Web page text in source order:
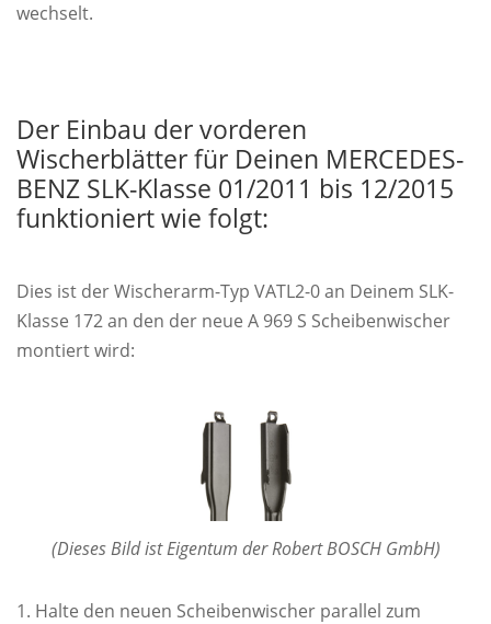
wechselt.
Der Einbau der vorderen
Wischerblätter für Deinen MERCEDES-
BENZ SLK-Klasse 01/2011 bis 12/2015
funktioniert wie folgt:
Dies ist der Wischerarm-Typ VATL2-0 an Deinem SLK-
Klasse 172 an den der neue A 969 S Scheibenwischer
montiert wird:
(Dieses Bild ist Eigentum der Robert BOSCH GmbH)
Halte den neuen Scheibenwischer parallel zum